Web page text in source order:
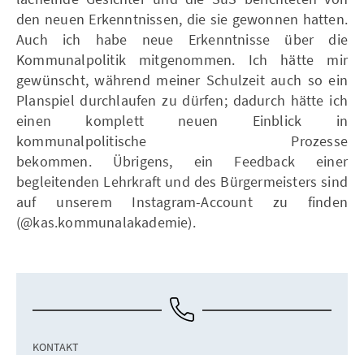
den neuen Erkenntnissen, die sie gewonnen hatten.
Auch ich habe neue Erkenntnisse über die
Kommunalpolitik mitgenommen. Ich hätte mir
gewünscht, während meiner Schulzeit auch so ein
Planspiel durchlaufen zu dürfen; dadurch hätte ich
einen komplett neuen Einblick in
kommunalpolitische Prozesse
bekommen. Übrigens, ein Feedback einer
begleitenden Lehrkraft und des Bürgermeisters sind
auf unserem Instagram-Account zu finden
(@kas.kommunalakademie).
KONTAKT